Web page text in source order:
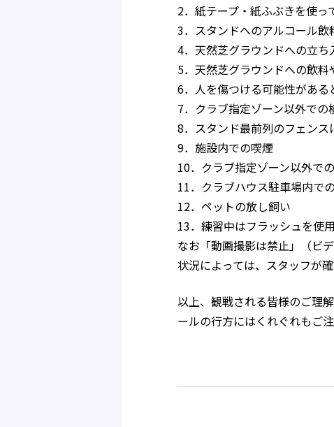
2．紙テープ・紙ふぶきを使っ
3．スタンドへのアルコール
4．天然芝グラウンドへの立ち
5．天然芝グラウンドへの飲料
6．人を傷つける可能性があ
7．クラブ指定ゾーン以外での
8．スタンド最前列のフェン
9．施設内での喫煙
10．クラブ指定ゾーン以外で
11．クラブハウス駐車場内で
12．ペットの放し飼い
13．練習中はフラッシュを使
なお「動画撮影は禁止」（ビ
状況によっては、スタッフが
以上、観戦される皆様のご理
ールの行方にはくれぐれもご注